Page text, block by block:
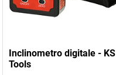
Inclinometro digitale - KS
Tools